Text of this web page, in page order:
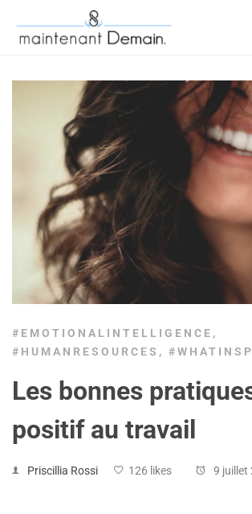
#EMOTIONALINTELLIGENCE ,
#HUMANRESOURCES ,
Les bonnes
positif au travail
Priscillia Rossi 126 likes 9 juillet